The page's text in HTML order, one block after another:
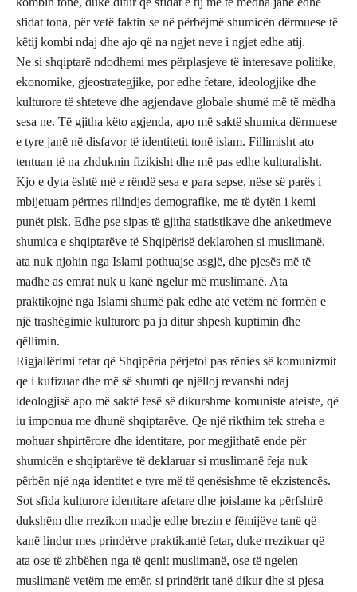
sfidat tona, për vetë faktin se në përbëjmë shumicën dërmuese të
këtij kombi ndaj dhe ajo që na ngjet neve i ngjet edhe atij.
Ne si shqiptarë ndodhemi mes përplasjeve të interesave politike,
ekonomike, gjeostrategjike, por edhe fetare, ideologjike dhe
kulturore të shteteve dhe agjendave globale shumë më të mëdha
sesa ne. Të gjitha këto agjenda, apo më saktë shumica dërmuese
e tyre janë në disfavor të identitetit tonë islam. Fillimisht ato
tentuan të na zhduknin fizikisht dhe më pas edhe kulturalisht.
Kjo e dyta është më e rëndë sesa e para sepse, nëse së parës i
mbijetuam përmes rilindjes demografike, me të dytën i kemi
punët pisk. Edhe pse sipas të gjitha statistikave dhe anketimeve
shumica e shqiptarëve të Shqipërisë deklarohen si muslimanë,
ata nuk njohin nga Islami pothuajse asgjë, dhe pjesës më të
madhe as emrat nuk u kanë ngelur më muslimanë. Ata
praktikojnë nga Islami shumë pak edhe atë vetëm në formën e
një trashëgimie kulturore pa ja ditur shpesh kuptimin dhe
qëllimin.
Rigjallërimi fetar që Shqipëria përjetoi pas rënies së komunizmit
qe i kufizuar dhe më së shumti qe njëlloj revanshi ndaj
ideologjisë apo më saktë fesë së dikurshme komuniste ateiste, që
iu imponua me dhunë shqiptarëve. Qe një rikthim tek streha e
mohuar shpirtërore dhe identitare, por megjithatë ende për
shumicën e shqiptarëve të deklaruar si muslimanë feja nuk
përbën një nga identitet e tyre më të qenësishme të ekzistencës.
Sot sfida kulturore identitare afetare dhe joislame ka përfshirë
dukshëm dhe rrezikon madje edhe brezin e fëmijëve tanë që
kanë lindur mes prindërve praktikantë fetar, duke rrezikuar që
ata ose të zhbëhen nga të qenit muslimanë, ose të ngelen
muslimanë vetëm me emër, si prindërit tanë dikur dhe si pjesa